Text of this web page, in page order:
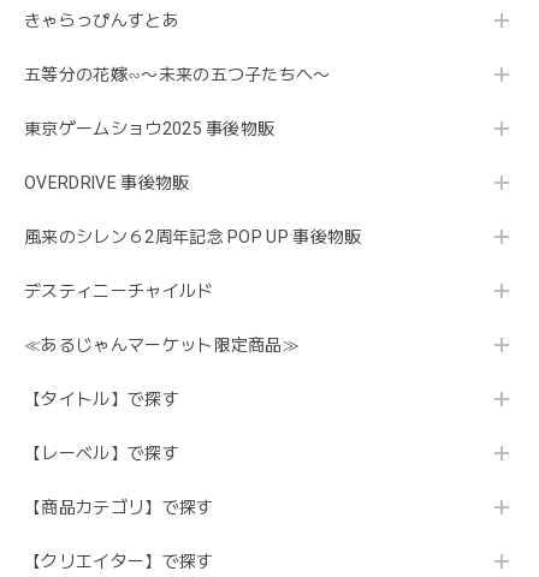
きゃらっぴんすとあ
五等分の花嫁∽〜未来の五つ子たちへ〜
東京ゲームショウ2025 事後物販
OVERDRIVE 事後物販
風来のシレン６2周年記念 POP UP 事後物販
デスティニーチャイルド
≪あるじゃんマーケット限定商品≫
【タイトル】で探す
【レーベル】で探す
【商品カテゴリ】で探す
【クリエイター】で探す